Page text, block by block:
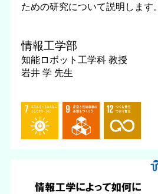
ための研究について説明します。
情報工学部
知能ロボット工学科 教授
岩井 学 先生